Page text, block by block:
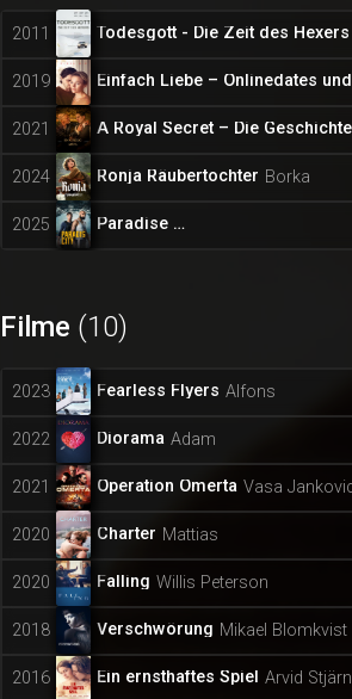
2019
2021
2011 Todesgott - Die Zeit des Hexers
2024 Ronja Räubertochter Borka
2025 Paradise City
Filme (10)
2020 Falling Willis Peterson
2023 Fearless Flyers Alfons
2021 Operation Omerta Vasa
2022 Diorama Adam
2020 Charter Mattias
2016 Ein ernsthaftes Spiel Arvid
2018 Verschwörung Mikael Blomkvist